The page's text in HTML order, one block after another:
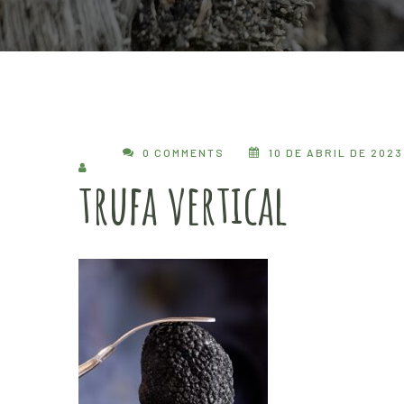
0 COMMENTS 10 DE ABRIL DE 2023
trufa vertical